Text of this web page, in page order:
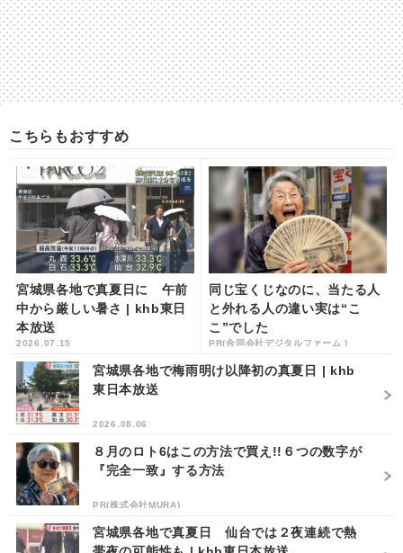
こちらもおすすめ
宮城県各地で真夏日に 午前
中から厳しい暑さ | khb東日
本放送
2026.07.15
同じ宝くじなのに、当たる人
と外れる人の違い実は“こ
こ”でした
PR(合同会社デジタルファーム )
宮城県各地で梅雨明け以降初の真夏日 | khb
東日本放送
2026.08.06
８月のロト6はこの方法で買え!!６つの数字が
『完全一致』する方法
PR(株式会社MURA)
宮城県各地で真夏日 仙台では２夜連続で熱